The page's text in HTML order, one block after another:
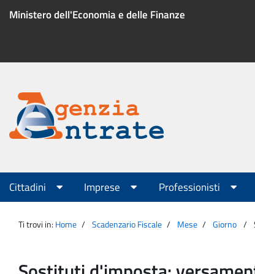
Ministero dell'Economia e delle Finanze
Menu
servizio
Agenzia
Entrate
Menu
principale
Cittadini Imprese Professionisti
Ti trovi in: Home Scadenzario Fiscale Mese Giorno